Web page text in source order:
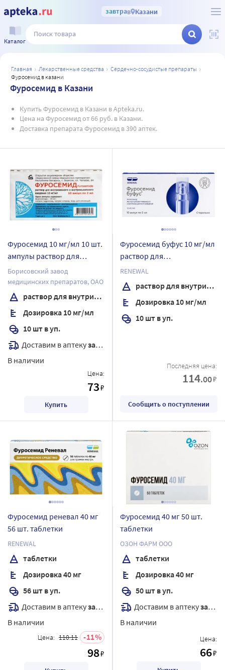
завтрав Казани
Каталог
главная лекарственные средства
сердечно-сосудистые препараты
фуросемид в казани
Фуросемид в Казани
Купить Фуросемид в Казани в Apteka.ru.
Цена на Фуросемид от 66 руб. в Казани.
Доставка препарата Фуросемид в 390 аптек.
Фуросемид 10 мг/мл 10 шт.
ампулы раствор для
внутривенного и
внутримышечного
введения 2 мл
Борисовский завод
медицинских препаратов, ОАО
раствор для внутривенного и внутримышечного введения
Дозировка 10 мг/мл
10 шт в уп.
Доставим в аптекузавтра
В наличии
Цена:
73₽
Купить
Фуросемид буфус 10 мг/мл
раствор для
внутривенного и
внутримышечного
введения 2 мл ампулы 10
шт.
RENEWAL
раствор для внутривенного и внутримышечного введения
Дозировка 10 мг/мл
10 шт в уп.
Последняя цена:
114.00₽
Сообщить о поступлении
Фуросемид реневал 40 мг
56 шт. таблетки
RENEWAL
таблетки
Дозировка 40 мг
56 шт в уп.
Доставим в аптекузавтра
В наличии
Цена: 110.11 11
98₽
Фуросемид 40 мг 50 шт.
таблетки
ОЗОН ФАРМ ООО
таблетки
Дозировка 40 мг
50 шт в уп.
Доставим в аптекузавтра
В наличии
Цена:
66₽